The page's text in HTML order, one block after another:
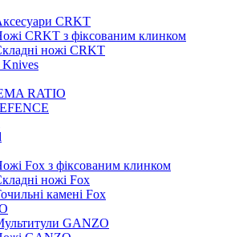
CRKT
CRKT з фіксованим клинком
ножі CRKT
RATIO
Fox з фіксованим клинком
ножі Fox
камені Fox
GANZO